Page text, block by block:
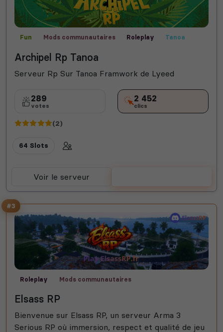
Fun Mods communautaires Roleplay Tanoa
Archipel Rp Tanoa
Serveur Rp Sur Tanoa Framwork de Lyeed
289
votes
2 452
clics
(2)
64 Slots
Voir le serveur
#3
Roleplay Mods communautaires
Elsass RP
Bienvenue sur Elsass RP, un serveur Arma 3
Serious RP où immersion, respect et qualité de jeu